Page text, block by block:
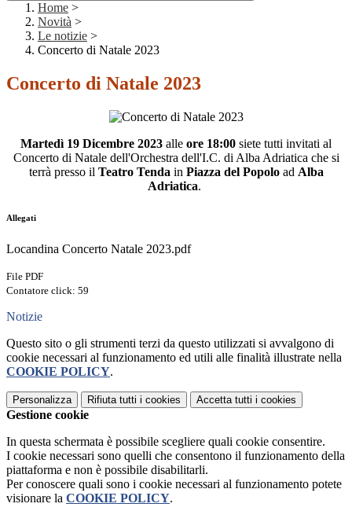
Home >
Novità >
Le notizie >
Concerto di Natale 2023
Concerto di Natale 2023
Martedì 19 Dicembre 2023 alle ore 18:00 siete tutti invitati al
Concerto di Natale dell'Orchestra dell'I.C. di Alba Adriatica che si
terrà presso il Teatro Tenda in Piazza del Popoload Alba
Adriatica.
Allegati
Locandina Concerto Natale 2023.pdf
File PDF
Contatore click: 59
Notizie
Questo sito o gli strumenti terzi da questo utilizzati si avvalgono di
cookie necessari al funzionamento ed utili alle finalità illustrate nella
COOKIE POLICY.
Personalizza Rifiuta tutti i cookies Accetta tutti i cookies
Gestione cookie
In questa schermata è possibile scegliere quali cookie consentire.
I cookie necessari sono quelli che consentono il funzionamento della
piattaforma e non è possibile disabilitarli.
Per conoscere quali sono i cookie necessari al funzionamento potete
visionare la COOKIE POLICY.